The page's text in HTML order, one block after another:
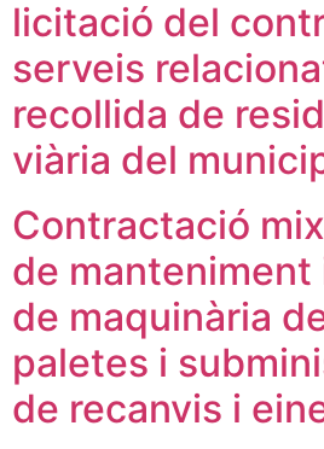
licitació del
serveis
recollida de
viària del
Contractació
de manteniment
de maquinària
paletes i
de recanvis i